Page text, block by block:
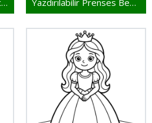
Yazdırılabilir Prenses Çocuklar İçin Yazdırılabilir Prenses Bedava